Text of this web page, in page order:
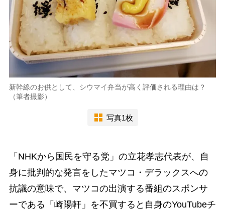
新幹線のお供として、シウマイ弁当が高く評価される理由は？
（筆者撮影）
写真1枚
「NHKから国民を守る党」の立花孝志代表が、自
身に批判的な発言をしたマツコ・デラックスへの
抗議の意味で、マツコの出演する番組のスポンサ
ーである「崎陽軒」を不買すると自身のYouTubeチ